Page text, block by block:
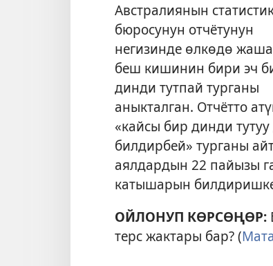
Австралиянын
бюросунун отчётунун
негизинде өлкөдө
беш кишинин бири эч
динди тутпай турганы
аныкталган. Отчётто
«кайсы бир динди
билдирбей» турганы
аялдардын 22 пайызы
катышарын
ОЙЛОНУП КӨРСӨҢӨР:
терс жактары бар? (